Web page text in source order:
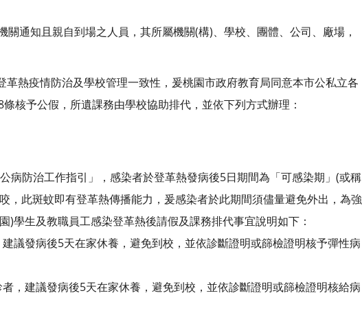
通知且親自到場之人員，其所屬機關(構)、學校、團體、公司、廠場，
熱疫情防治及學校管理一致性，爰桃園市政府教育局同意本市公私立各
核予公假，所遺課務由學校協助排代，並依下列方式辦理：
病防治工作指引」，感染者於登革熱發病後5日期間為「可感染期」(或稱
，此斑蚊即有登革熱傳播能力，爰感染者於此期間須儘量避免外出，為強
)學生及教職員工感染登革熱後請假及課務排代事宜說明如下：
議發病後5天在家休養，避免到校，並依診斷證明或篩檢證明核予彈性病
，建議發病後5天在家休養，避免到校，並依診斷證明或篩檢證明核給病